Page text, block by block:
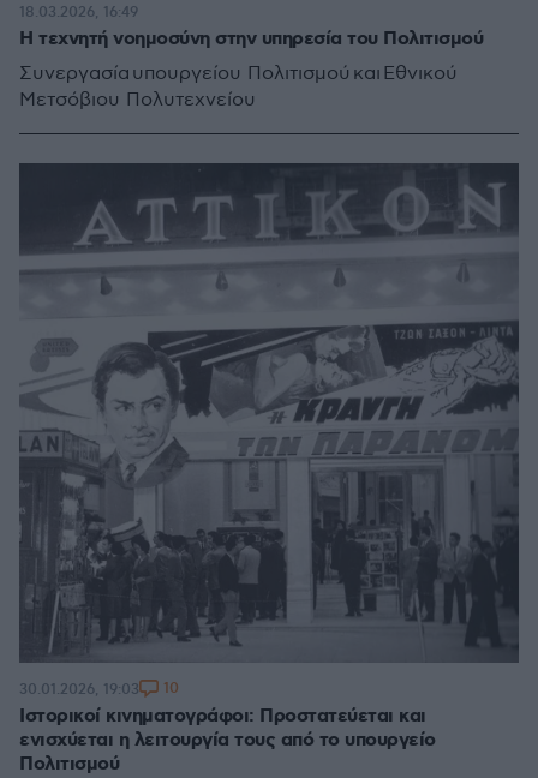
Η τεχνητή νοημοσύνη στην υπηρεσία του Πολιτισμού
Συνεργασία υπουργείου Πολιτισμού και Εθνικού
Μετσόβιου Πολυτεχνείου
18.03.2026, 16:49
Ιστορικοί κινηματογράφοι: Προστατεύεται και
ενισχύεται η λειτουργία τους από το υπουργείο
Πολιτισμού
30.01.2026, 19:03 10